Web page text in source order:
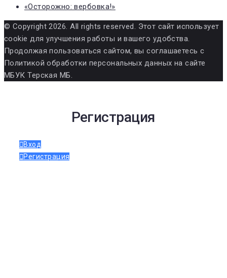
«Осторожно: вербовка!»
© Copyright 2026. All rights reserved. Этот сайт использует
cookie для улучшения работы и вашего удобства.
Продолжая пользоваться сайтом, вы соглашаетесь с
Политикой обработки персональных данных на сайте
МБУК Терская МБ.
Регистрация
Вход
Регистрация